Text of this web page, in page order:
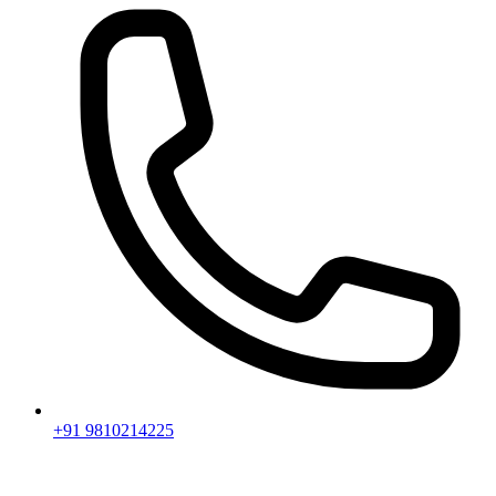
+91 9810214225